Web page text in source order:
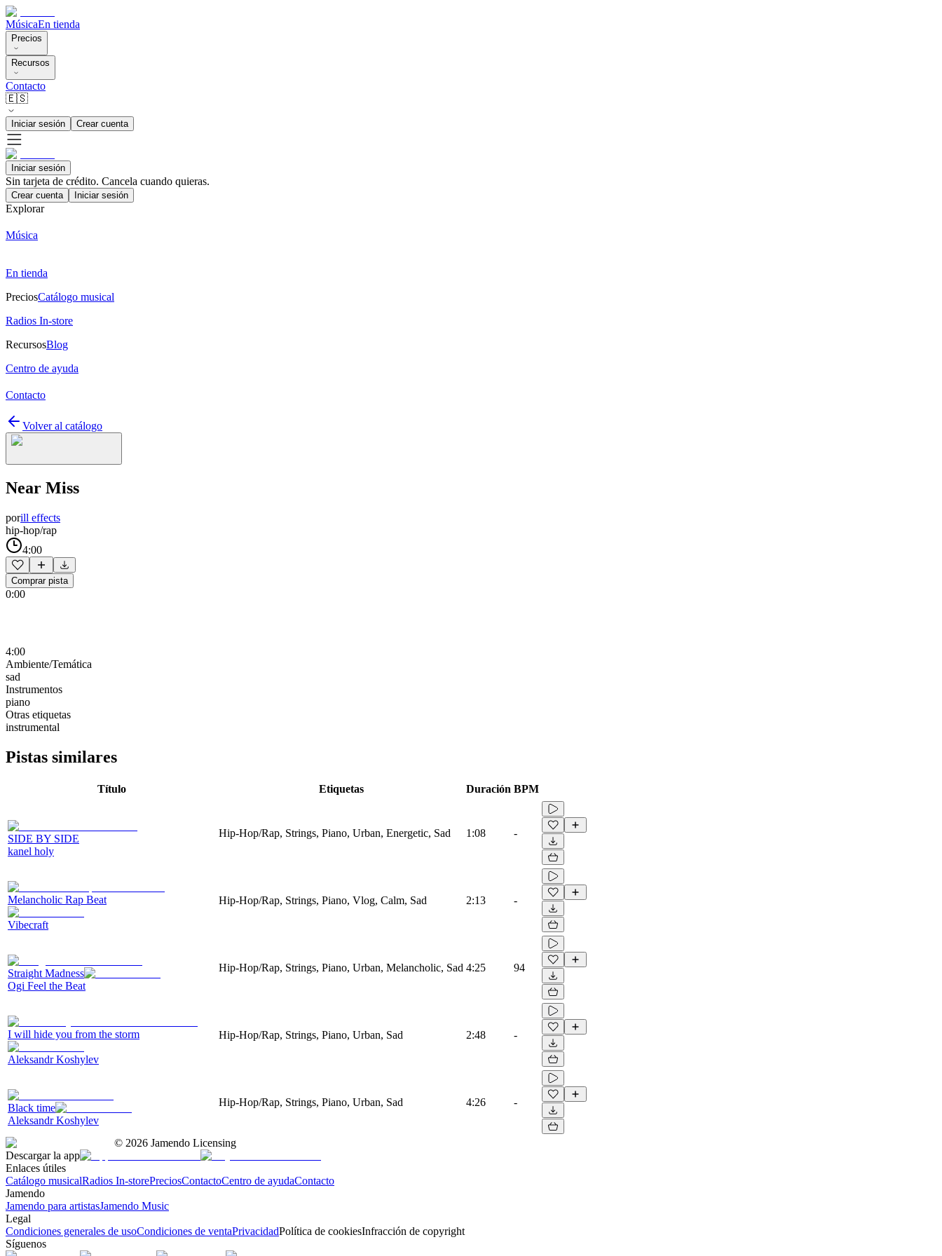
MúsicaEn tienda
Precios
Recursos
Contacto
🇪🇸
Iniciar sesión Crear cuenta
Iniciar sesión
Sin tarjeta de crédito. Cancela cuando quieras.
Crear cuenta Iniciar sesión
Explorar
Música
En tienda
PreciosCatálogo musical
Radios In-store
RecursosBlog
Centro de ayuda
Contacto
Volver al catálogo
Near Miss
porill effects
hip-hop/rap
4:00
Comprar pista
0:00
4:00
Ambiente/Temática
sad
Instrumentos
piano
Otras etiquetas
instrumental
Pistas similares
Título Etiquetas Duración BPM
SIDE BY SIDE
kanel holy
Hip-Hop/Rap, Strings, Piano, Urban, Energetic, Sad 1:08 -
Melancholic Rap Beat
Vibecraft
Hip-Hop/Rap, Strings, Piano, Vlog, Calm, Sad 2:13 -
Straight Madness
Ogi Feel the Beat
Hip-Hop/Rap, Strings, Piano, Urban, Melancholic, Sad 4:25 94
I will hide you from the storm
Aleksandr Koshylev
Hip-Hop/Rap, Strings, Piano, Urban, Sad 2:48 -
Black time
Aleksandr Koshylev
Hip-Hop/Rap, Strings, Piano, Urban, Sad 4:26 -
© 2026 Jamendo Licensing
Descargar la app
Enlaces útiles
Catálogo musicalRadios In-storePreciosContactoCentro de ayudaContacto
Jamendo
Jamendo para artistasJamendo Music
Legal
Condiciones generales de usoCondiciones de ventaPrivacidadPolítica de cookiesInfracción de copyright
Síguenos